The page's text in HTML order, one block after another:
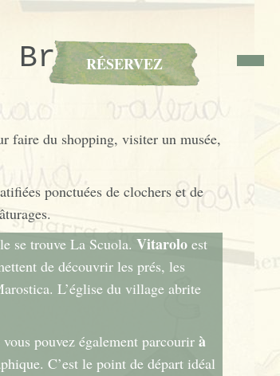
RÉSERVEZ
faire du shopping, visiter un musée,
ponctuées de clochers et de
se trouve La Scuola. Vitarolo est
de découvrir les prés, les
L’église du village abrite
vous pouvez également parcourir à
C’est le point de départ idéal